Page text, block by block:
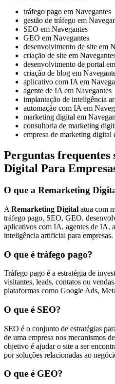
tráfego pago em Navegantes
gestão de tráfego em
SEO em Navegantes
GEO em Navegantes
desenvolvimento de site em
criação de site em
desenvolvimento de portal
criação de blog em
aplicativo com IA em
agente de IA em Navegantes
implantação de inteligência
automação com IA em
marketing digital em
consultoria de marketing
empresa de marketing digital
Perguntas
Digital Para
O que a Remarketing
A Remarketing Digital atua com
tráfego pago, SEO, GEO,
aplicativos com IA, agentes de IA,
inteligência artificial para empresas.
O que é tráfego pago?
Tráfego pago é a estratégia de
visitantes, leads, contatos ou
plataformas como Google Ads,
O que é SEO?
SEO é o conjunto de estratégias
de uma empresa nos mecanismos
objetivo é ajudar o site a ser
por soluções relacionadas ao
O que é GEO?